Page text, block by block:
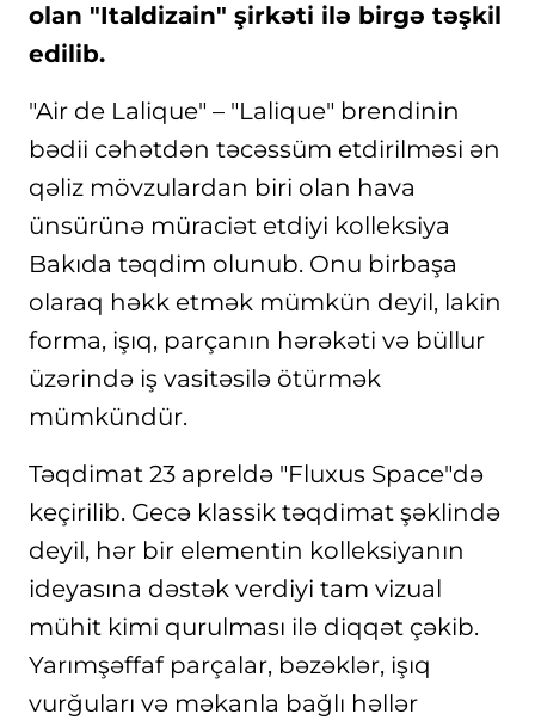
olan "Italdizain" şirkəti ilə birgə təşkil
edilib.
"Air de Lalique" – "Lalique" brendinin
bədii cəhətdən təcəssüm etdirilməsi ən
qəliz mövzulardan biri olan hava
ünsürünə müraciət etdiyi kolleksiya
Bakıda təqdim olunub. Onu birbaşa
olaraq həkk etmək mümkün deyil, lakin
forma, işıq, parçanın hərəkəti və büllur
üzərində iş vasitəsilə ötürmək
mümkündür.
Təqdimat 23 apreldə "Fluxus Space"də
keçirilib. Gecə klassik təqdimat şəklində
deyil, hər bir elementin kolleksiyanın
ideyasına dəstək verdiyi tam vizual
mühit kimi qurulması ilə diqqət çəkib.
Yarımşəffaf parçalar, bəzəklər, işıq
vurğuları və məkanla bağlı həllər